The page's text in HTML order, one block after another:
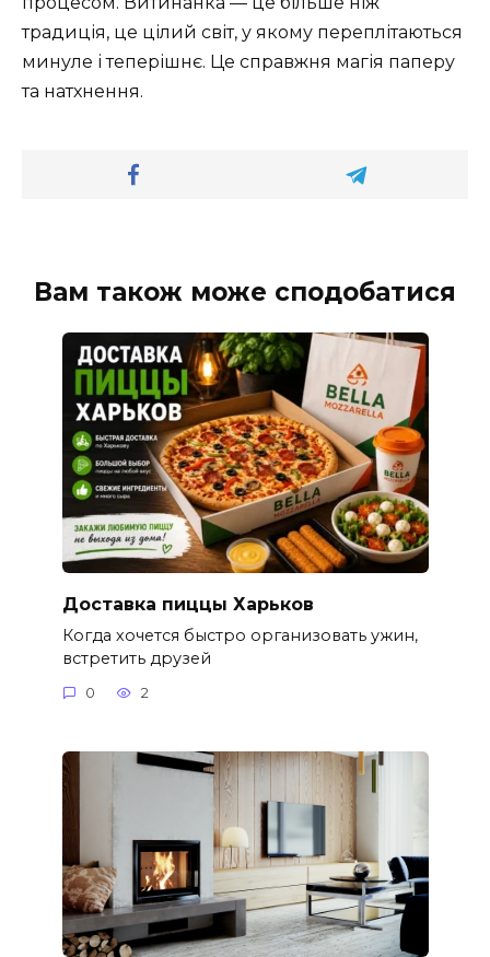
традиція, це цілий світ, у якому переплітаються
минуле і теперішнє. Це справжня магія паперу
та натхнення.
Вам також може сподобатися
Доставка пиццы Харьков
Когда хочется быстро организовать ужин,
встретить друзей
0 2